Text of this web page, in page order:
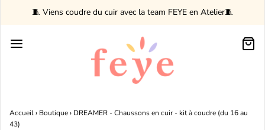
🧵 Viens coudre du cuir avec la team FEYE en Atelier🧵
Accueil› Boutique› DREAMER - Chaussons en cuir - kit à coudre (du 16 au
43)